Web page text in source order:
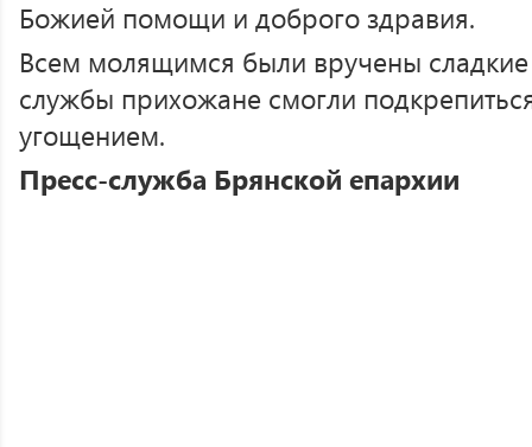
Божией помощи и доброго здравия.
Всем молящимся были вручены
службы прихожане смогли
угощением.
Пресс-служба Брянской епархии